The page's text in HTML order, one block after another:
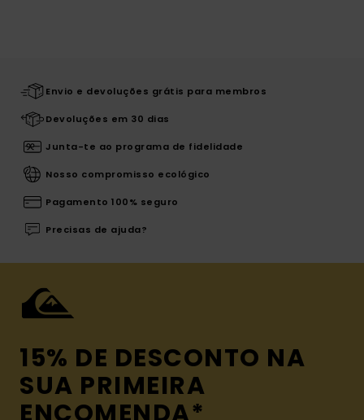
Envio e devoluções grátis para membros
Devoluções em 30 dias
Junta-te ao programa de fidelidade
Nosso compromisso ecológico
Pagamento 100% seguro
Precisas de ajuda?
15% DE DESCONTO NA
SUA PRIMEIRA